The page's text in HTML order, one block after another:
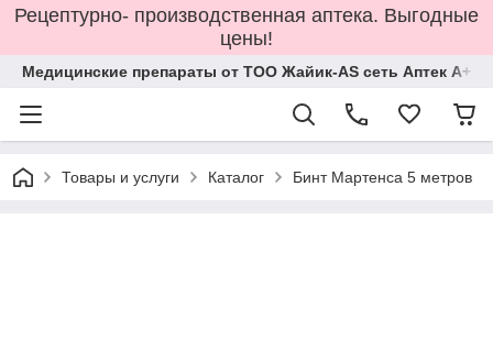
Рецептурно- производственная аптека. Выгодные
цены!
Медицинские препараты от ТОО Жайик-AS сеть Аптек А+
Товары и услуги Каталог Бинт Мартенса 5 метров